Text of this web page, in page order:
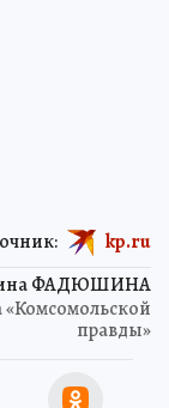
ФАДЮШИНА
правды»
kp.ru